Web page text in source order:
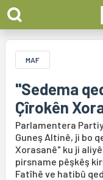
MAF
"Sedema
Çîrokên
Parlamentera
Guneş Altinê, ji bo
Xorasanê" ku ji
pirsname pêşkêş
Fatîhê ve hatibû